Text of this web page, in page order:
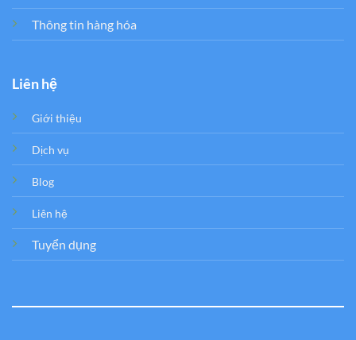
Thông tin hàng hóa
Liên hệ
Giới thiệu
Dịch vụ
Blog
Liên hệ
Tuyển dụng